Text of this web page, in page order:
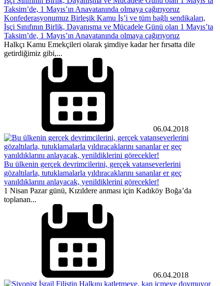
Konfederasyonumuz Birleşik Kamu İş’i ve tüm bağlı sendikaları,
İşçi Sınıfının Birlik, Dayanışma ve Mücadele Günü olan 1 Mayıs’ta
Taksim’de, 1 Mayıs’ın Anavatanında olmaya çağırıyoruz
Halkçı Kamu Emekçileri olarak şimdiye kadar her fırsatta dile
getirdiğimiz gibi,...
06.04.2018
Bu ülkenin gerçek devrimcilerini, gerçek vatanseverlerini
gözaltılarla, tutuklamalarla yıldıracaklarını sananlar er geç
yanıldıklarını anlayacak, yenildiklerini görecekler!
1 Nisan Pazar günü, Kızıldere anması için Kadıköy Boğa’da
toplanan...
06.04.2018